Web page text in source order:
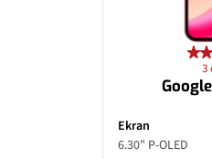
3
Ekran
6.30" P-OLED